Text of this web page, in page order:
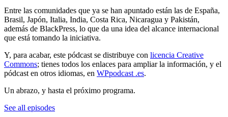
Entre las comunidades que ya se han apuntado están las de España,
Brasil, Japón, Italia, India, Costa Rica, Nicaragua y Pakistán,
además de BlackPress, lo que da una idea del alcance internacional
que está tomando la iniciativa.
Y, para acabar, este pódcast se distribuye con licencia Creative
Commons; tienes todos los enlaces para ampliar la información, y el
pódcast en otros idiomas, en WPpodcast .es.
Un abrazo, y hasta el próximo programa.
See all episodes